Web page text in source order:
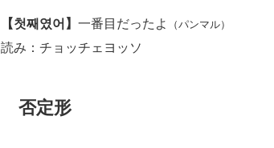
【첫째였어】 一番目だったよ （パンマル）
読み：チョッチェヨッソ
否定形